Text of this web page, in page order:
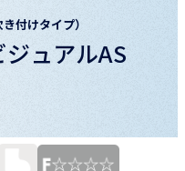
付けタイプ）
ュアルAS